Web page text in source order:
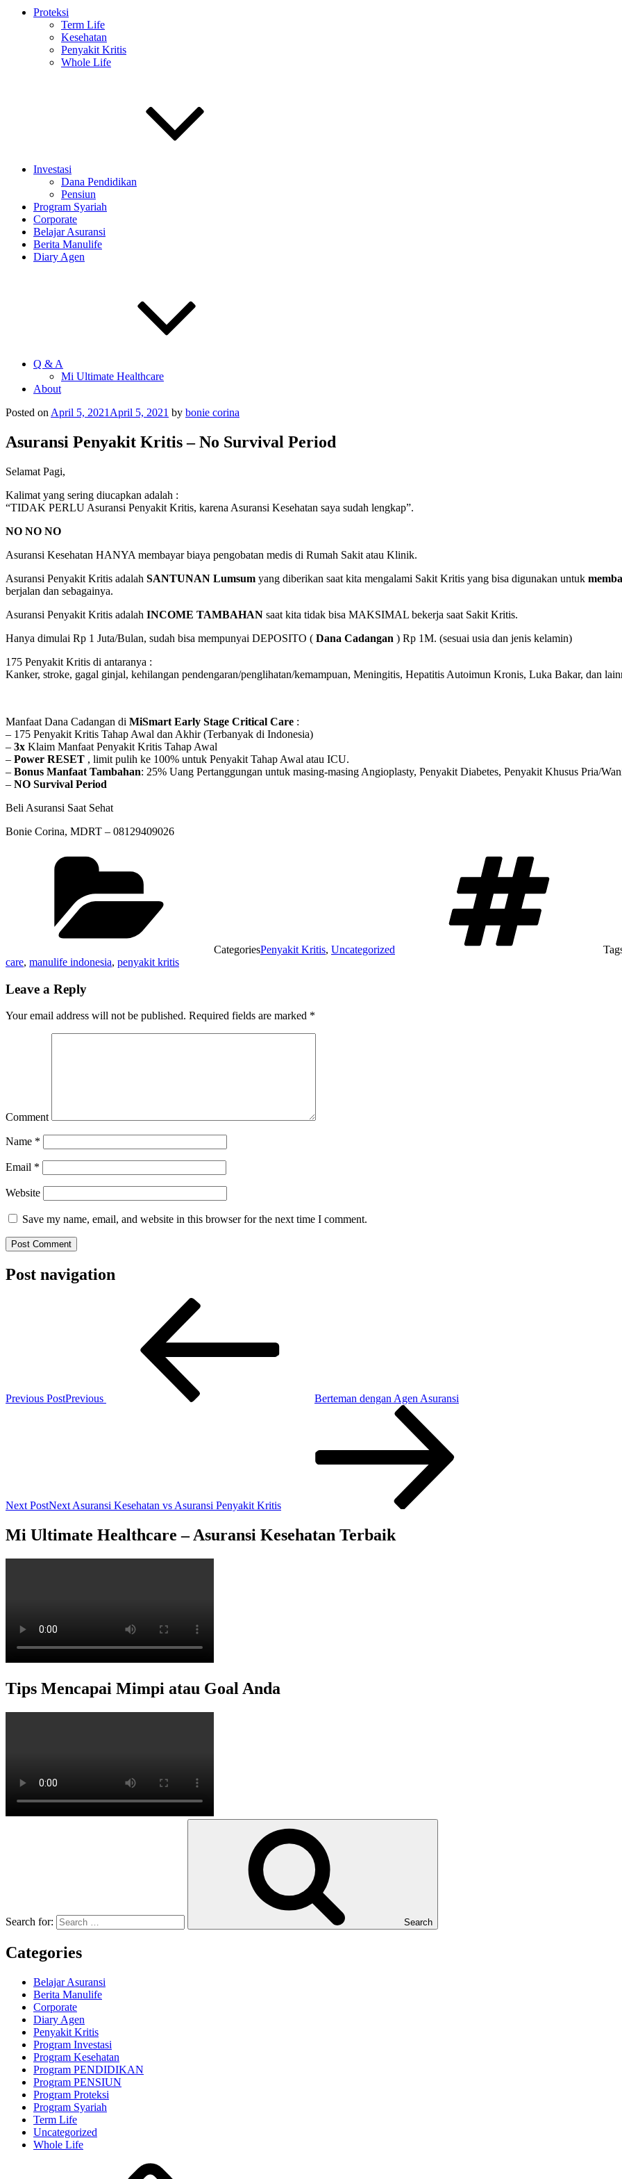
Proteksi
Term Life
Kesehatan
Penyakit Kritis
Whole Life
Investasi
Dana Pendidikan
Pensiun
Program Syariah
Corporate
Belajar Asuransi
Berita Manulife
Diary Agen
Q & A
Mi Ultimate Healthcare
About
Posted on April 5, 2021 April 5, 2021 by bonie corina
Asuransi Penyakit Kritis – No Survival Period
Selamat Pagi,
Kalimat yang sering diucapkan adalah :
“TIDAK PERLU Asuransi Penyakit Kritis, karena Asuransi Kesehatan saya sudah lengkap”.
NO NO NO
Asuransi Kesehatan HANYA membayar biaya pengobatan medis di Rumah Sakit atau Klinik.
Asuransi Penyakit Kritis adalah SANTUNAN Lumsum yang diberikan saat kita mengalami Sakit Kritis yang bisa digunakan untuk
berjalan dan sebagainya.
Asuransi Penyakit Kritis adalah INCOME TAMBAHAN saat kita tidak bisa MAKSIMAL bekerja saat Sakit Kritis.
Hanya dimulai Rp 1 Juta/Bulan, sudah bisa mempunyai DEPOSITO ( Dana Cadangan ) Rp 1M. (sesuai usia dan jenis kelamin)
175 Penyakit Kritis di antaranya :
Kanker, stroke, gagal ginjal, kehilangan pendengaran/penglihatan/kemampuan, Meningitis, Hepatitis Autoimun Kronis, Luka Bakar, dan
Manfaat Dana Cadangan di MiSmart Early Stage Critical Care :
– 175 Penyakit Kritis Tahap Awal dan Akhir (Terbanyak di Indonesia)
– 3x Klaim Manfaat Penyakit Kritis Tahap Awal
– Power RESET , limit pulih ke 100% untuk Penyakit Tahap Awal atau ICU.
– Bonus Manfaat Tambahan: 25% Uang Pertanggungan untuk masing-masing Angioplasty, Penyakit Diabetes, Penyakit Khusus Pria/
– NO Survival Period
Beli Asuransi Saat Sehat
Bonie Corina, MDRT – 08129409026
CategoriesPenyakit Kritis, Uncategorized
care, manulife indonesia, penyakit kritis
Leave a Reply
Your email address will not be published. Required fields are marked *
Comment
Name *
Email *
Website
Save my name, email, and website in this browser for the next time I comment.
Post navigation
Previous PostPrevious Berteman dengan Agen Asuransi
Next PostNext Asuransi Kesehatan vs Asuransi Penyakit Kritis
Mi Ultimate Healthcare – Asuransi Kesehatan Terbaik
Tips Mencapai Mimpi atau Goal Anda
Search for: Search
Categories
Belajar Asuransi
Berita Manulife
Corporate
Diary Agen
Penyakit Kritis
Program Investasi
Program Kesehatan
Program PENDIDIKAN
Program PENSIUN
Program Proteksi
Program Syariah
Term Life
Uncategorized
Whole Life